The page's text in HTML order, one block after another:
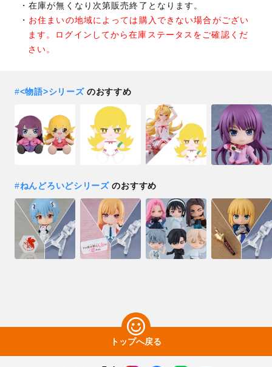
在庫が無くなり次第販売終了となります。
お住まいの地域によっては購入できない場合がござい
ます。ログインしてから在庫ステータスをご確認くだ
さい。
#<物語>シリーズのおすすめ
#ねんどろいどシリーズのおすすめ
トップへ戻る